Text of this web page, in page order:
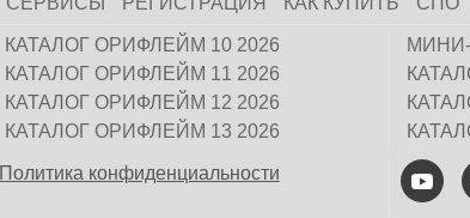
КАТАЛОГ ОРИФЛЕЙМ 10 2026
КАТАЛОГ ОРИФЛЕЙМ 11 2026
КАТАЛОГ ОРИФЛЕЙМ 12 2026
КАТАЛОГ ОРИФЛЕЙМ 13 2026
Политика конфиденциальности